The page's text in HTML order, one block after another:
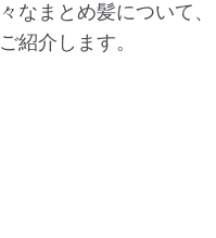
なまとめ髪について
紹介します。